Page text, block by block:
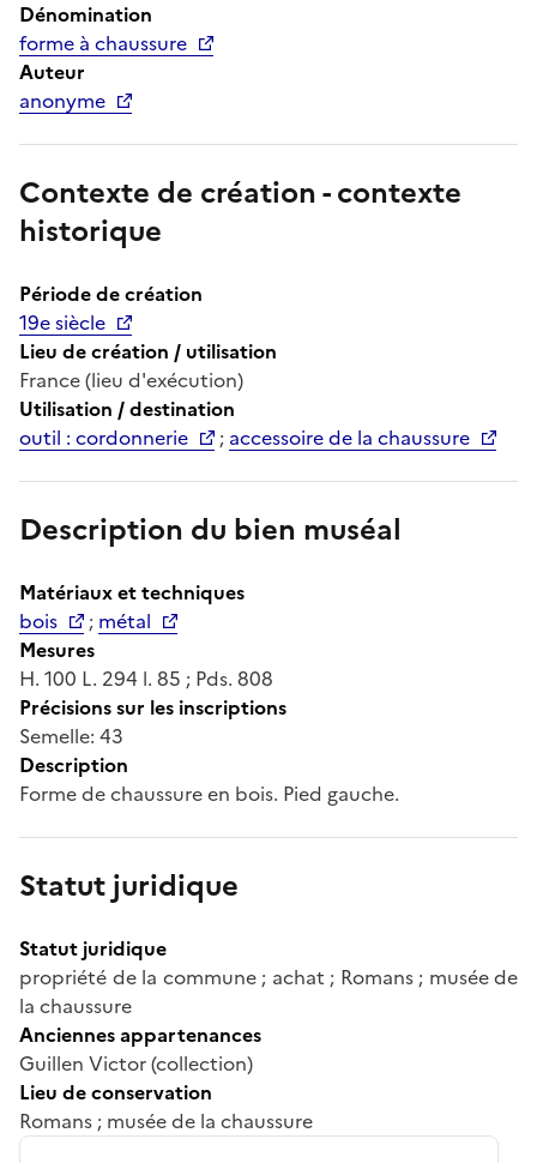
Dénomination
forme à chaussure
Auteur
anonyme
Contexte de création - contexte
historique
Période de création
19e siècle
Lieu de création / utilisation
France (lieu d'exécution)
Utilisation / destination
outil : cordonnerie
; accessoire de la chaussure
Description du bien muséal
Matériaux et techniques
bois
; métal
Mesures
H. 100 L. 294 l. 85 ; Pds. 808
Précisions sur les inscriptions
Semelle: 43
Description
Forme de chaussure en bois. Pied gauche.
Statut juridique
Statut juridique
propriété de la commune ; achat ; Romans ; musée de
la chaussure
Anciennes appartenances
Guillen Victor (collection)
Lieu de conservation
Romans ; musée de la chaussure